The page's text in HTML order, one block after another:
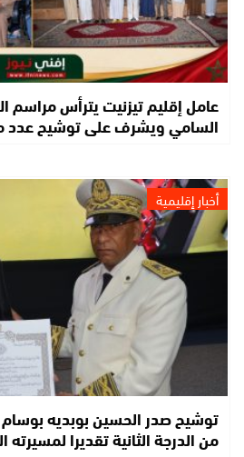
عامل إقليم تيزنيت يترأس مراسم
السامي ويشرف على توشيح
أخبار إقليمية
توشيح صدر الحسين بوبديه
من الدرجة الثانية تقديرا لمسيرته